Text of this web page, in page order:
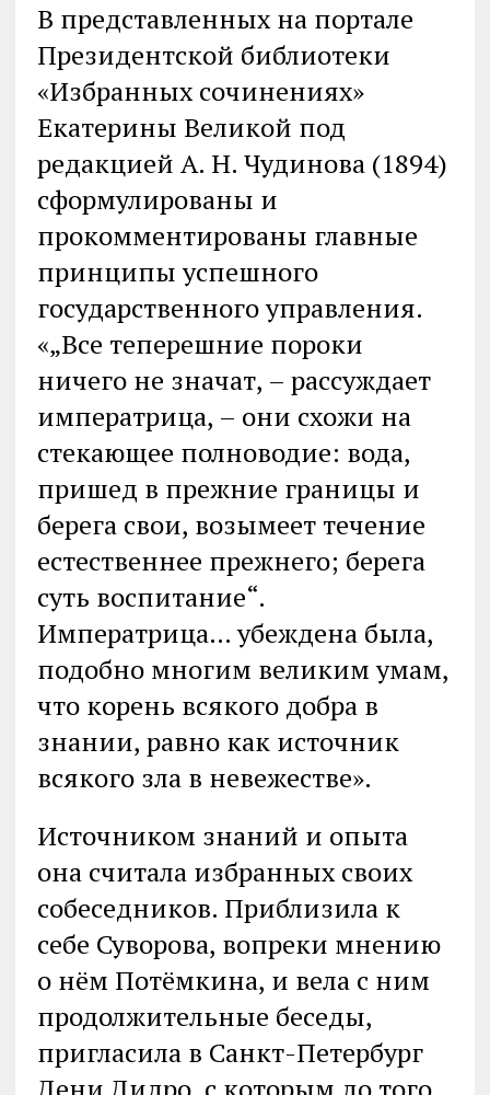
В представленных на портале
Президентской библиотеки
«Избранных сочинениях»
Екатерины Великой под
редакцией А. Н. Чудинова (1894)
сформулированы и
прокомментированы главные
принципы успешного
государственного управления.
«„Все теперешние пороки
ничего не значат, – рассуждает
императрица, – они схожи на
стекающее полноводие: вода,
пришед в прежние границы и
берега свои, возымеет течение
естественнее прежнего; берега
суть воспитание“.
Императрица… убеждена была,
подобно многим великим умам,
что корень всякого добра в
знании, равно как источник
всякого зла в невежестве».
Источником знаний и опыта
она считала избранных своих
собеседников. Приблизила к
себе Суворова, вопреки мнению
о нём Потёмкина, и вела с ним
продолжительные беседы,
пригласила в Санкт-Петербург